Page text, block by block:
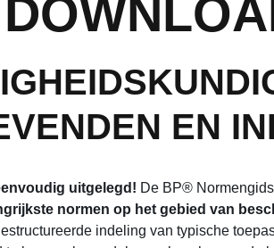
EN
uitgelegd! De BP®
normen op het gebied van
indeling van typische